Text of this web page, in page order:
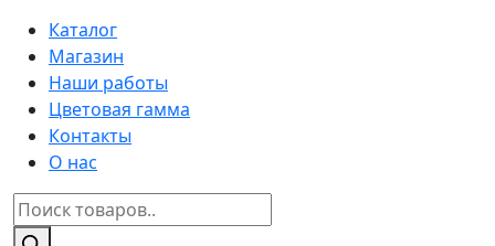
Каталог
Магазин
Наши работы
Цветовая гамма
Контакты
О нас
Поиск
товаров